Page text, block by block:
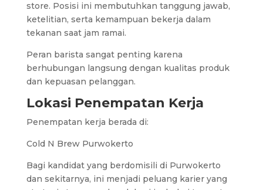
store. Posisi ini membutuhkan tanggung jawab,
ketelitian, serta kemampuan bekerja dalam
tekanan saat jam ramai.
Peran barista sangat penting karena
berhubungan langsung dengan kualitas produk
dan kepuasan pelanggan.
Lokasi Penempatan Kerja
Penempatan kerja berada di:
Cold N Brew Purwokerto
Bagi kandidat yang berdomisili di Purwokerto
dan sekitarnya, ini menjadi peluang karier yang